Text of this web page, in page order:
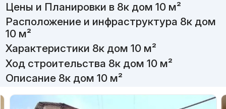
Цены и Планировки в 8к дом 10 м²
Расположение и инфраструктура 8к дом
10 м²
Характеристики 8к дом 10 м²
Ход строительства 8к дом 10 м²
Описание 8к дом 10 м²